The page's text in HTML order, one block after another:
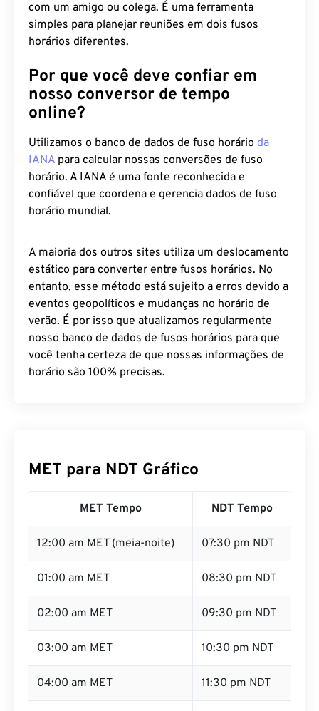
com um amigo ou colega. É uma ferramenta
simples para planejar reuniões em dois fusos
horários diferentes.
Por que você deve confiar em
nosso conversor de tempo
online?
Utilizamos o banco de dados de fuso horário da
IANA para calcular nossas conversões de fuso
horário. A IANA é uma fonte reconhecida e
confiável que coordena e gerencia dados de fuso
horário mundial.
A maioria dos outros sites utiliza um deslocamento
estático para converter entre fusos horários. No
entanto, esse método está sujeito a erros devido a
eventos geopolíticos e mudanças no horário de
verão. É por isso que atualizamos regularmente
nosso banco de dados de fusos horários para que
você tenha certeza de que nossas informações de
horário são 100% precisas.
MET para NDT Gráfico
MET Tempo NDT Tempo
12:00 am MET (meia-noite) 07:30 pm NDT
01:00 am MET 08:30 pm NDT
02:00 am MET 09:30 pm NDT
03:00 am MET 10:30 pm NDT
04:00 am MET 11:30 pm NDT